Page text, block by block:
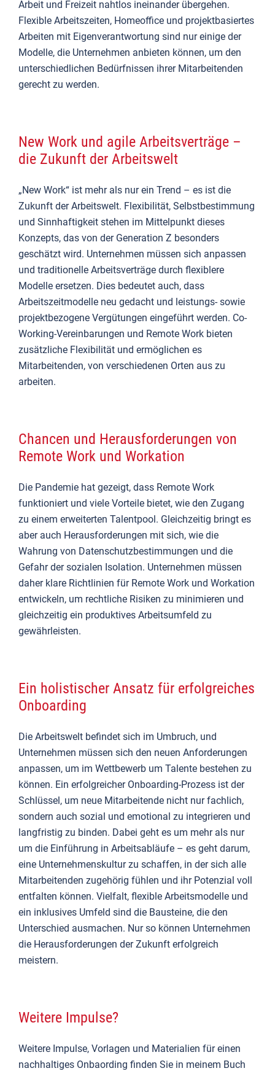
Arbeit und Freizeit nahtlos ineinander übergehen.
Flexible Arbeitszeiten, Homeoffice und projektbasiertes
Arbeiten mit Eigenverantwortung sind nur einige der
Modelle, die Unternehmen anbieten können, um den
unterschiedlichen Bedürfnissen ihrer Mitarbeitenden
gerecht zu werden.
New Work und agile Arbeitsverträge –
die Zukunft der Arbeitswelt
„New Work“ ist mehr als nur ein Trend – es ist die
Zukunft der Arbeitswelt. Flexibilität, Selbstbestimmung
und Sinnhaftigkeit stehen im Mittelpunkt dieses
Konzepts, das von der Generation Z besonders
geschätzt wird. Unternehmen müssen sich anpassen
und traditionelle Arbeitsverträge durch flexiblere
Modelle ersetzen. Dies bedeutet auch, dass
Arbeitszeitmodelle neu gedacht und leistungs- sowie
projektbezogene Vergütungen eingeführt werden. Co-
Working-Vereinbarungen und Remote Work bieten
zusätzliche Flexibilität und ermöglichen es
Mitarbeitenden, von verschiedenen Orten aus zu
arbeiten.
Chancen und Herausforderungen von
Remote Work und Workation
Die Pandemie hat gezeigt, dass Remote Work
funktioniert und viele Vorteile bietet, wie den Zugang
zu einem erweiterten Talentpool. Gleichzeitig bringt es
aber auch Herausforderungen mit sich, wie die
Wahrung von Datenschutzbestimmungen und die
Gefahr der sozialen Isolation. Unternehmen müssen
daher klare Richtlinien für Remote Work und Workation
entwickeln, um rechtliche Risiken zu minimieren und
gleichzeitig ein produktives Arbeitsumfeld zu
gewährleisten.
Ein holistischer Ansatz für erfolgreiches
Onboarding
Die Arbeitswelt befindet sich im Umbruch, und
Unternehmen müssen sich den neuen Anforderungen
anpassen, um im Wettbewerb um Talente bestehen zu
können. Ein erfolgreicher Onboarding-Prozess ist der
Schlüssel, um neue Mitarbeitende nicht nur fachlich,
sondern auch sozial und emotional zu integrieren und
langfristig zu binden. Dabei geht es um mehr als nur
um die Einführung in Arbeitsabläufe – es geht darum,
eine Unternehmenskultur zu schaffen, in der sich alle
Mitarbeitenden zugehörig fühlen und ihr Potenzial voll
entfalten können. Vielfalt, flexible Arbeitsmodelle und
ein inklusives Umfeld sind die Bausteine, die den
Unterschied ausmachen. Nur so können Unternehmen
die Herausforderungen der Zukunft erfolgreich
meistern.
Weitere Impulse?
Weitere Impulse, Vorlagen und Materialien für einen
nachhaltiges Onbaording finden Sie in meinem Buch